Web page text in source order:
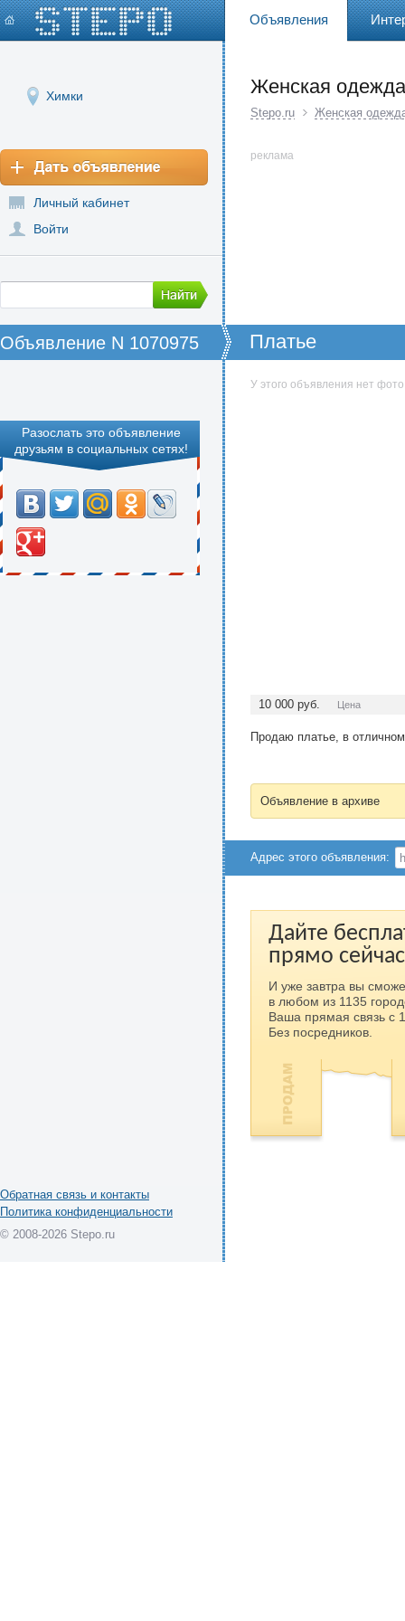
Объявления
Химки
Личный кабинет
Войти
Женская одежда
Stepo.ru Женская
реклама
Объявление N 1070975 Платье
Разослать это объявление
друзьям в социальных сетях!
У этого объявления нет
10 000 руб. Цена
Продаю платье, в
Объявление в архиве
Адрес этого объявления:
Дайте
прямо
И уже завтра вы
в любом из 1135
Ваша прямая связь с
Без посредников.
Обратная связь и контакты
Политика конфиденциальности
© 2008-2026 Stepo.ru